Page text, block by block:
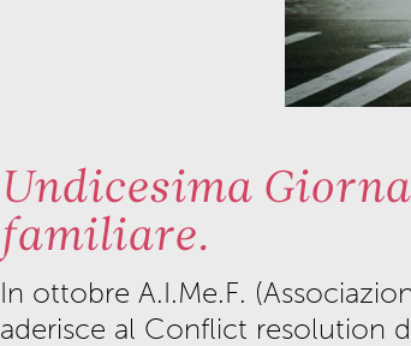
Undicesima
familiare.
In ottobre A.I.Me.F.
aderisce al Conflict resolution